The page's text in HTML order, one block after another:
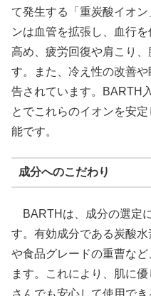
て発生する「重炭酸イオ
ンは血管を拡張し、血行
高め、疲労回復や肩こり
す。また、冷え性の改善
告されています。BARTH
とでこれらのイオンを安
能です。
成分へのこだわり
BARTHは、成分の選定
す。有効成分である炭酸
や食品グレードの重曹な
ます。これにより、肌に
さんでも安心して使用で